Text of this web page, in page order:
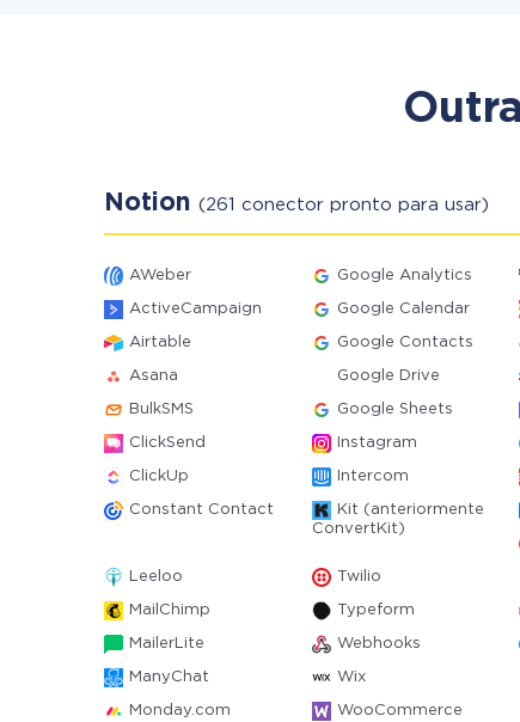
Notion (261 conector pronto para usar)
AWeber Google Analytics
ActiveCampaign Google Calendar
Airtable Google Contacts
Asana Google Drive
BulkSMS Google Sheets
ClickSend Instagram
ClickUp Intercom
Constant Contact
Kit (anteriormente
ConvertKit)
Leeloo Twilio
MailChimp Typeform
MailerLite Webhooks
ManyChat Wix
Monday.com WooCommerce